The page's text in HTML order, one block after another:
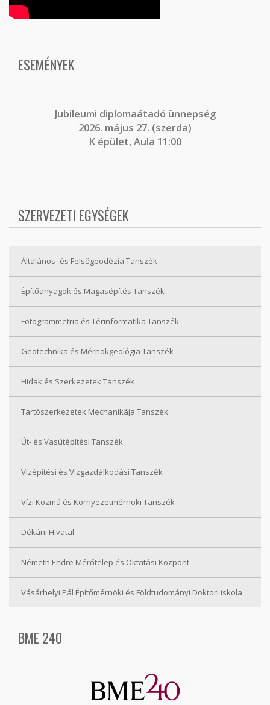
ESEMÉNYEK
Jubileumi diplomaátadó ünnepség
2026. május 27. (szerda)
K épület, Aula 11:00
SZERVEZETI EGYSÉGEK
Általános- és Felsőgeodézia Tanszék
Építőanyagok és Magasépítés Tanszék
Fotogrammetria és Térinformatika Tanszék
Geotechnika és Mérnökgeológia Tanszék
Hidak és Szerkezetek Tanszék
Tartószerkezetek Mechanikája Tanszék
Út- és Vasútépítési Tanszék
Vízépítési és Vízgazdálkodási Tanszék
Vízi Közmű és Környezetmérnöki Tanszék
Dékáni Hivatal
Németh Endre Mérőtelep és Oktatási Központ
Vásárhelyi Pál Építőmérnöki és Földtudományi Doktori iskola
BME 240